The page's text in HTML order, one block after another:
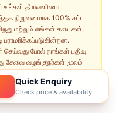
Quick Enquiry
Check price & availability
உங்கள் தீபாவளியை
நிறுவனமாக 100% சட்ட
மற்றும் எங்கள் கடைகள்,
செய்வது போல் நாங்கள் பதிவு
சேவை வழங்குநர்கள் மூலம்